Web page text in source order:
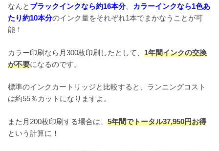
なんと ブラックインクなら約16本分、
カラーインクなら1色あ
たり約10本分のインク量をそれぞれ1本でまかなうことが可
能！
カラー印刷なら月300枚印刷したとして、 1年間インクの交換
が不要になるのです。
標準のインクカートリッジと比較すると、ランニングコスト
は約55％カットになりますよ。
また月200枚印刷する場合は、 5年間でトータル37,950円お得
という計算に！